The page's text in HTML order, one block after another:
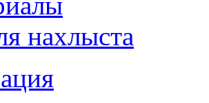
нахлыста